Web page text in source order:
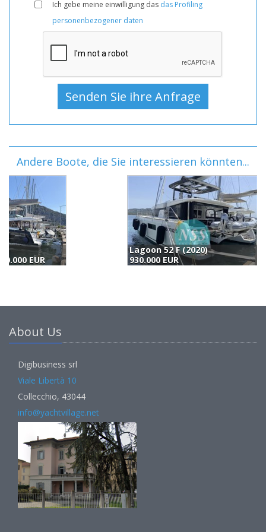
Ich gebe meine einwilligung das das Profiling
personenbezogener daten
Andere Boote, die Sie interessieren könnten...
Lagoon 52 F (2020)
About Us
Digibusiness srl
Viale Libertà 10
Collecchio, 43044
info@yachtvillage.net